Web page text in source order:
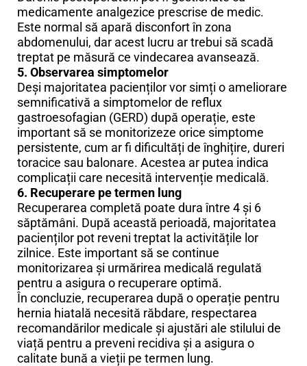
medicamente analgezice prescrise de medic.
Este normal să apară disconfort în zona
abdomenului, dar acest lucru ar trebui să scadă
treptat pe măsură ce vindecarea avansează.
5. Observarea simptomelor
Deși majoritatea pacienților vor simți o ameliorare
semnificativă a simptomelor de reflux
gastroesofagian (GERD) după operație, este
important să se monitorizeze orice simptome
persistente, cum ar fi dificultăți de înghițire, dureri
toracice sau balonare. Acestea ar putea indica
complicații care necesită intervenție medicală.
6. Recuperare pe termen lung
Recuperarea completă poate dura între 4 și 6
săptămâni. După această perioadă, majoritatea
pacienților pot reveni treptat la activitățile lor
zilnice. Este important să se continue
monitorizarea și urmărirea medicală regulată
pentru a asigura o recuperare optimă.
În concluzie, recuperarea după o operație pentru
hernia hiatală necesită răbdare, respectarea
recomandărilor medicale și ajustări ale stilului de
viață pentru a preveni recidiva și a asigura o
calitate bună a vieții pe termen lung.